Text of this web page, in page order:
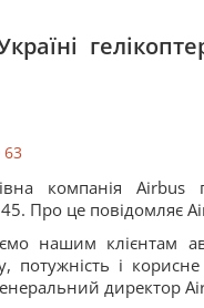
63
компанія
Про це повідомляє
нашим клієнтам
потужність і
директор